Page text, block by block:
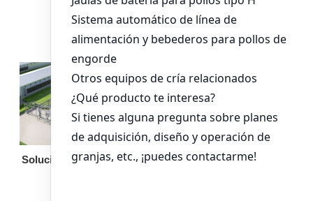
pollos de engorde
Solución llave en mano Otro equipo